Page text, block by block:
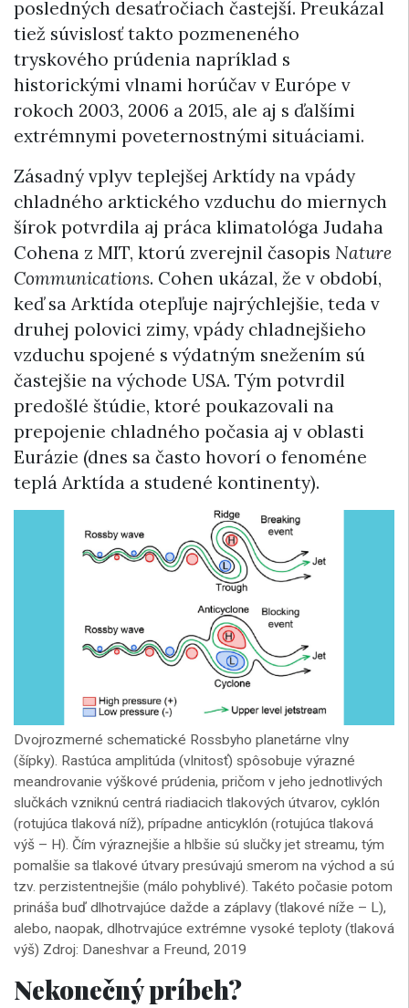
posledných desaťročiach častejší. Preukázal
tiež súvislosť takto pozmeneného
tryskového prúdenia napríklad s
historickými vlnami horúčav v Európe v
rokoch 2003, 2006 a 2015, ale aj s ďalšími
extrémnymi poveternostnými situáciami.
Zásadný vplyv teplejšej Arktídy na vpády
chladného arktického vzduchu do miernych
šírok potvrdila aj práca klimatológa Judaha
Cohena z MIT, ktorú zverejnil časopis Nature
Communications. Cohen ukázal, že v období,
keď sa Arktída otepľuje najrýchlejšie, teda v
druhej polovici zimy, vpády chladnejšieho
vzduchu spojené s výdatným snežením sú
častejšie na východe USA. Tým potvrdil
predošlé štúdie, ktoré poukazovali na
prepojenie chladného počasia aj v oblasti
Eurázie (dnes sa často hovorí o fenoméne
teplá Arktída a studené kontinenty).
Dvojrozmerné schematické Rossbyho planetárne vlny
(šípky). Rastúca amplitúda (vlnitosť) spôsobuje výrazné
meandrovanie výškové prúdenia, pričom v jeho jednotlivých
slučkách vzniknú centrá riadiacich tlakových útvarov, cyklón
(rotujúca tlaková níž), prípadne anticyklón (rotujúca tlaková
výš – H). Čím výraznejšie a hlbšie sú slučky jet streamu, tým
pomalšie sa tlakové útvary presúvajú smerom na východ a sú
tzv. perzistentnejšie (málo pohyblivé). Takéto počasie potom
prináša buď dlhotrvajúce dažde a záplavy (tlakové níže – L),
alebo, naopak, dlhotrvajúce extrémne vysoké teploty (tlaková
výš) Zdroj: Daneshvar a Freund, 2019
Nekonečný príbeh?